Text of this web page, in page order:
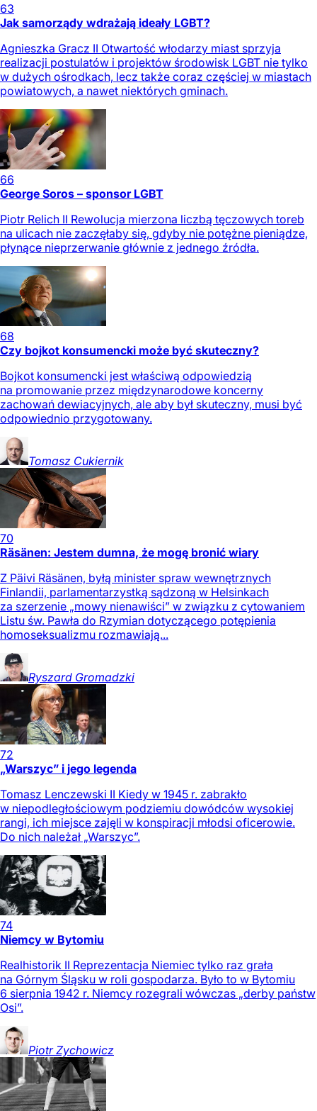
63
Jak samorządy wdrażają ideały LGBT?
Agnieszka Gracz II Otwartość włodarzy miast sprzyja
realizacji postulatów i projektów środowisk LGBT nie tylko
w dużych ośrodkach, lecz także coraz częściej w miastach
powiatowych, a nawet niektórych gminach.
66
George Soros – sponsor LGBT
Piotr Relich II Rewolucja mierzona liczbą tęczowych toreb
na ulicach nie zaczęłaby się, gdyby nie potężne pieniądze,
płynące nieprzerwanie głównie z jednego źródła.
68
Czy bojkot konsumencki może być skuteczny?
Bojkot konsumencki jest właściwą odpowiedzią
na promowanie przez międzynarodowe koncerny
zachowań dewiacyjnych, ale aby był skuteczny, musi być
odpowiednio przygotowany.
Tomasz Cukiernik
70
Räsänen: Jestem dumna, że mogę bronić wiary
Z Päivi Räsänen, byłą minister spraw wewnętrznych
Finlandii, parlamentarzystką sądzoną w Helsinkach
za szerzenie „mowy nienawiści” w związku z cytowaniem
Listu św. Pawła do Rzymian dotyczącego potępienia
homoseksualizmu rozmawiają...
Ryszard Gromadzki
72
„Warszyc” i jego legenda
Tomasz Lenczewski II Kiedy w 1945 r. zabrakło
w niepodległościowym podziemiu dowódców wysokiej
rangi, ich miejsce zajęli w konspiracji młodsi oficerowie.
Do nich należał „Warszyc”.
74
Niemcy w Bytomiu
Realhistorik II Reprezentacja Niemiec tylko raz grała
na Górnym Śląsku w roli gospodarza. Było to w Bytomiu
6 sierpnia 1942 r. Niemcy rozegrali wówczas „derby państw
Osi”.
Piotr Zychowicz